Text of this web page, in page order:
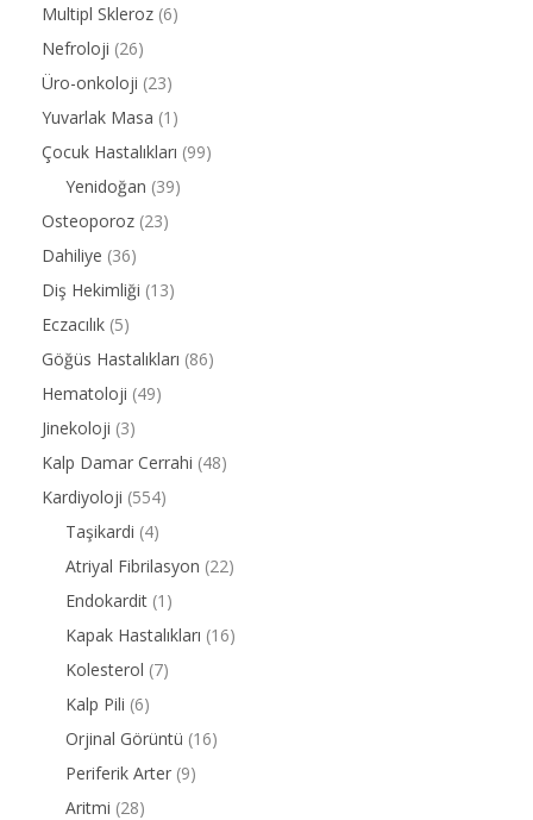
Multipl Skleroz (6)
Nefroloji (26)
Üro-onkoloji (23)
Yuvarlak Masa (1)
Çocuk Hastalıkları (99)
Yenidoğan (39)
Osteoporoz (23)
Dahiliye (36)
Diş Hekimliği (13)
Eczacılık (5)
Göğüs Hastalıkları (86)
Hematoloji (49)
Jinekoloji (3)
Kalp Damar Cerrahi (48)
Kardiyoloji (554)
Taşikardi (4)
Atriyal Fibrilasyon (22)
Endokardit (1)
Kapak Hastalıkları (16)
Kolesterol (7)
Kalp Pili (6)
Orjinal Görüntü (16)
Periferik Arter (9)
Aritmi (28)